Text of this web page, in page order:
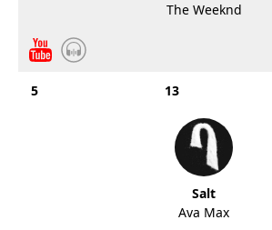
The Weeknd
5 13
Salt
Ava Max